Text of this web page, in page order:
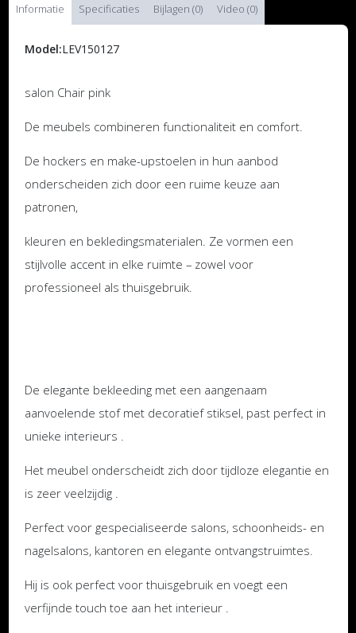
Informatie Specificaties Bijlagen (0) Video (0)
Model:LEV150127
salon Chair pink
De meubels combineren functionaliteit en comfort.
De hockers en make-upstoelen in hun aanbod
onderscheiden zich door een ruime keuze aan
patronen,
kleuren en bekledingsmaterialen. Ze vormen een
stijlvolle accent in elke ruimte – zowel voor
professioneel als thuisgebruik.
De elegante bekleeding met een aangenaam
aanvoelende stof met decoratief stiksel, past perfect in
unieke interieurs .
Het meubel onderscheidt zich door tijdloze elegantie en
is zeer veelzijdig .
Perfect voor gespecialiseerde salons, schoonheids- en
nagelsalons, kantoren en elegante ontvangstruimtes.
Hij is ook perfect voor thuisgebruik en voegt een
verfijnde touch toe aan het interieur .